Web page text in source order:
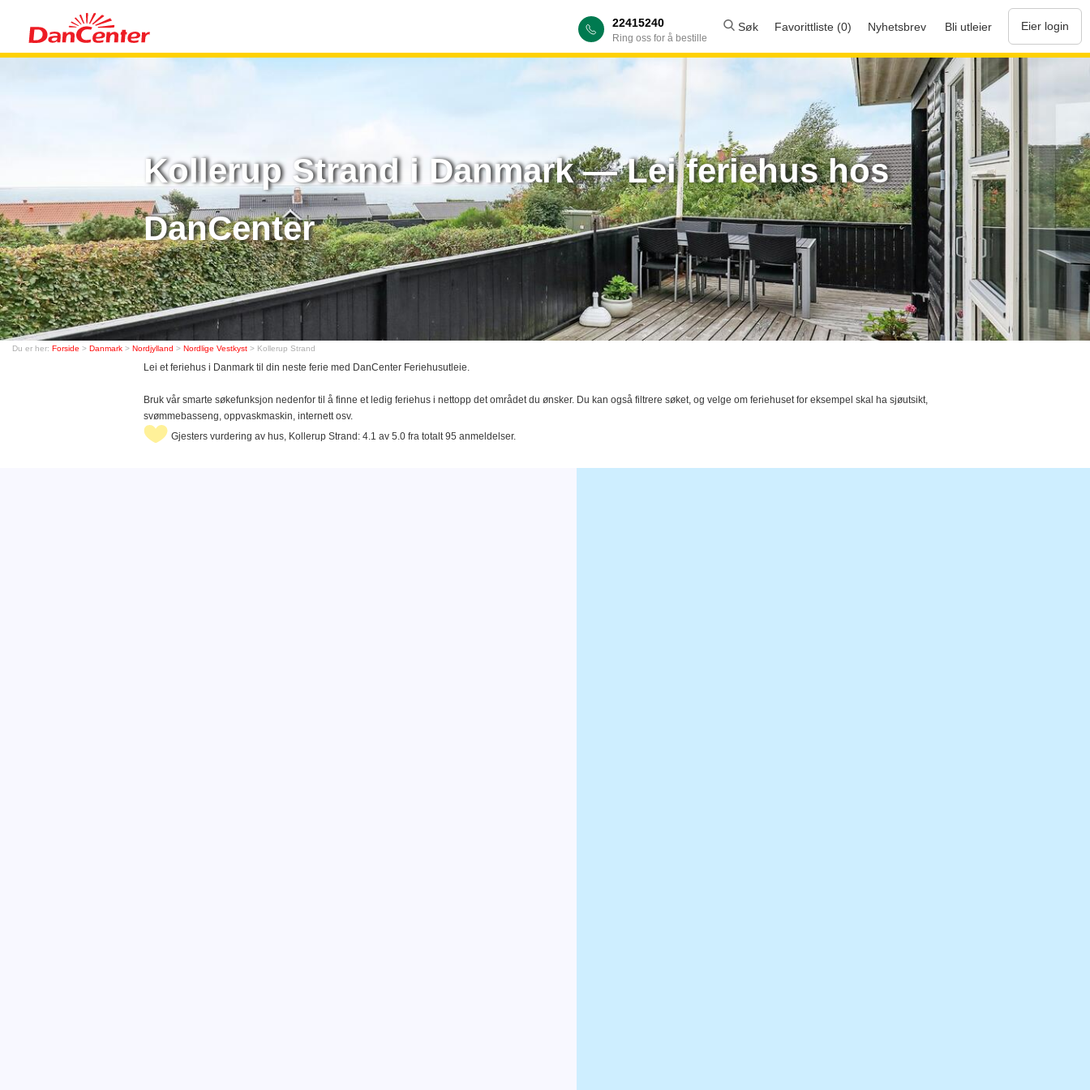
22415240
Ring oss for å bestille
Søk Favorittliste (0) Nyhetsbrev Bli utleier Eier login
Kollerup Strand i Danmark — Lei feriehus hos
DanCenter
Du er her: Forside > Danmark > Nordjylland > Nordlige Vestkyst > Kollerup Strand
Lei et feriehus i Danmark til din neste ferie med DanCenter Feriehusutleie.
Bruk vår smarte søkefunksjon nedenfor til å finne et ledig feriehus i nettopp det området du ønsker. Du kan også filtrere søket, og velge om feriehuset for eksempel skal ha sjøutsikt,
svømmebasseng, oppvaskmaskin, internett osv.
Gjesters vurdering av hus, Kollerup Strand: 4.1 av 5.0 fra totalt 95 anmeldelser.